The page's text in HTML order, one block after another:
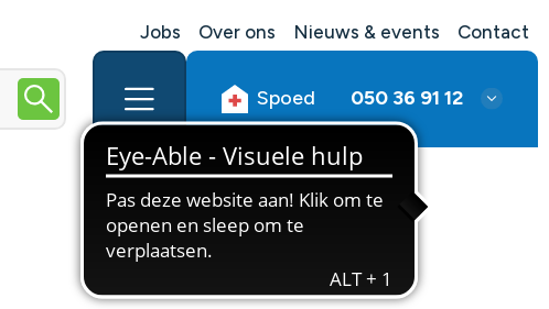
Jobs Over ons Nieuws & events Contact
Spoed 050 36 91 12